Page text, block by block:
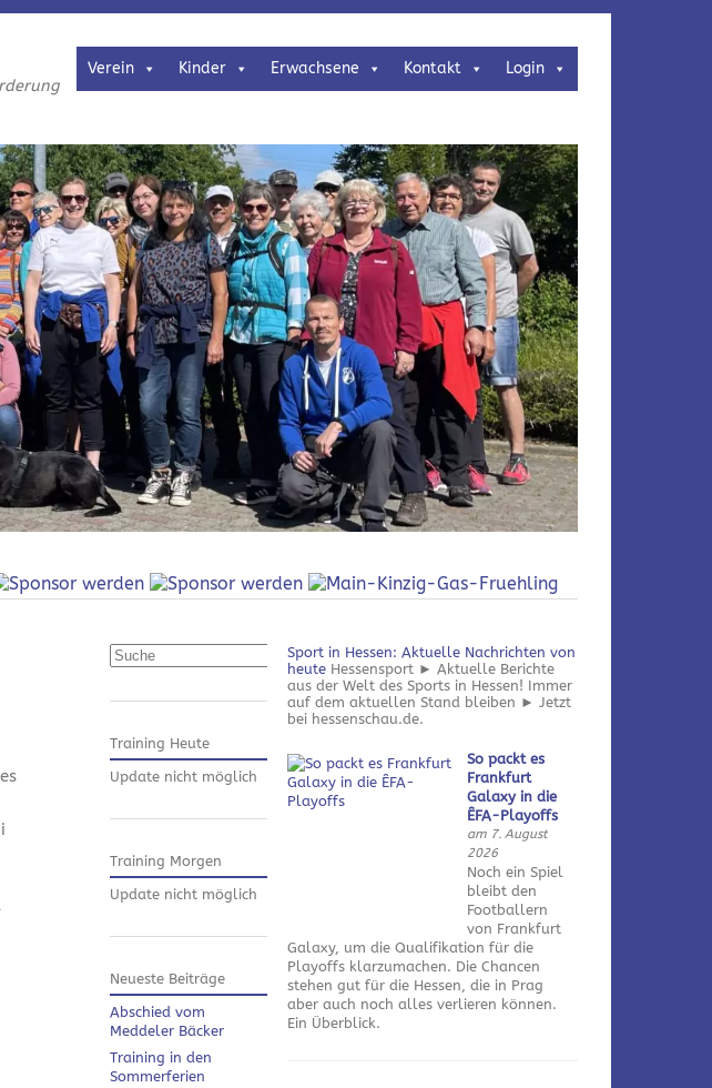
Verein Kinder Erwachsene Kontakt Login
Suchen
Training Heute
Update nicht möglich
Training Morgen
Update nicht möglich
Neueste Beiträge
Abschied vom
Meddeler Bäcker
Training in den
Sommerferien
Sport in Hessen: Aktuelle Nachrichten von
heute Hessensport ► Aktuelle Berichte
aus der Welt des Sports in Hessen! Immer
auf dem aktuellen Stand bleiben ► Jetzt
bei hessenschau.de.
So packt es
Frankfurt
Galaxy in die
ÊFA-Playoffs
am 7. August
2026
Noch ein Spiel
bleibt den
Footballern
von Frankfurt
Galaxy, um die Qualifikation für die
Playoffs klarzumachen. Die Chancen
stehen gut für die Hessen, die in Prag
aber auch noch alles verlieren können.
Ein Überblick.